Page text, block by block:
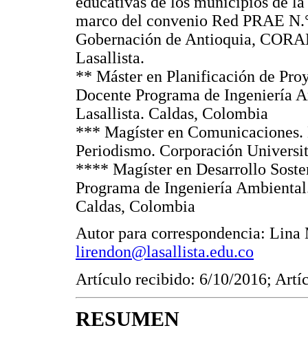
marco del convenio Red PRAE
Gobernación de Antioquia,
Lasallista.
** Máster en Planificación de
Docente Programa de Ingeniería
Lasallista. Caldas, Colombia
*** Magíster en Comunicaciones.
Periodismo. Corporación
**** Magíster en Desarrollo
Programa de Ingeniería
Caldas, Colombia
Autor para correspondencia:
lirendon@lasallista.edu.co
Artículo recibido: 6/10/2016;
RESUMEN